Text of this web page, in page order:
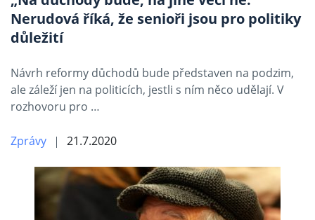
Nerudová říká, že senioři jsou pro politiky
důležití
Návrh reformy důchodů bude představen na podzim,
ale záleží jen na politicích, jestli s ním něco udělají. V
rozhovoru pro …
Zprávy 21.7.2020